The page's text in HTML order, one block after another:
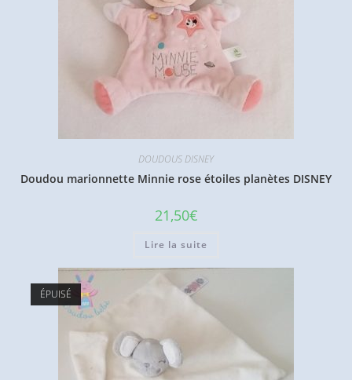
DOUDOUS DISNEY
Doudou marionnette Minnie rose étoiles planètes DISNEY
21,50€
Lire la suite
ÉPUISÉ